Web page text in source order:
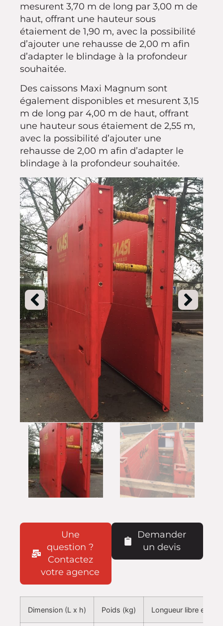
mesurent 3,70 m de long par 3,00 m de
haut, offrant une hauteur sous
étaiement de 1,90 m, avec la possibilité
d’ajouter une rehausse de 2,00 m afin
d’adapter le blindage à la profondeur
souhaitée.
Des caissons Maxi Magnum sont
également disponibles et mesurent 3,15
m de long par 4,00 m de haut, offrant
une hauteur sous étaiement de 2,55 m,
avec la possibilité d’ajouter une
rehausse de 2,00 m afin d’adapter le
blindage à la profondeur souhaitée.
Une
question ?
Contactez
votre agence
Demander
un devis
Dimension (L x h) Poids (kg) Longueur libre entre